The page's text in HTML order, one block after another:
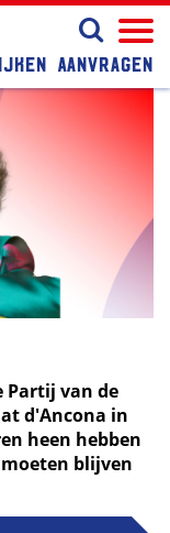
Aanvragen
Partij van de
d'Ancona in
heen hebben
moeten blijven